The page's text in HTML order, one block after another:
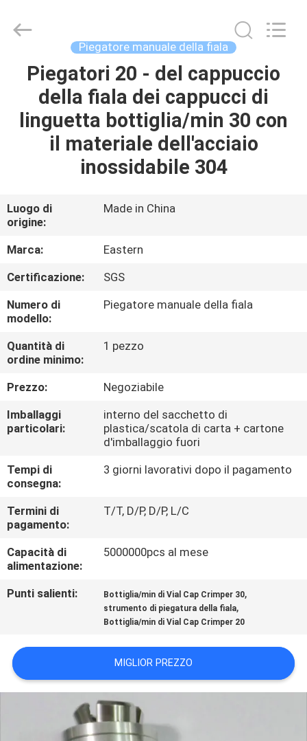
CASA
PRODOTTI
GIRO
DELLA
FABBRICA
CONTROLLO
DI
QUALITÀ
CONTATTICI
CASI
DEL
SITO
POLICY
Industry
Piegatore manuale della fiala
Piegatori 20 - del cappuccio
della fiala dei cappucci di
linguetta bottiglia/min 30 con
il materiale dell'acciaio
inossidabile 304
Luogo di
origine:
Made in China
Marca:
Eastern
Certificazione:
SGS
Numero di
modello:
Piegatore manuale della fiala
Quantità di
ordine minimo:
1 pezzo
Prezzo:
Negoziabile
Imballaggi
particolari:
interno del sacchetto di
plastica/scatola di carta + cartone
d'imballaggio fuori
Tempi di
consegna:
3 giorni lavorativi dopo il pagamento
Termini di
pagamento:
T/T, D/P, D/P, L/C
Capacità di
alimentazione:
5000000pcs al mese
Punti salienti: Bottiglia/min di Vial Cap Crimper 30,
strumento di piegatura della fiala,
Bottiglia/min di Vial Cap Crimper 20
MIGLIOR PREZZO